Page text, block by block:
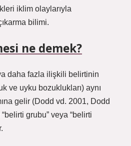
iklim olaylarıyla
bilimi.
ne demek?
daha fazla ilişkili belirtinin
ve uyku bozuklukları) aynı
gelir (Dodd vd. 2001, Dodd
grubu” veya “belirti